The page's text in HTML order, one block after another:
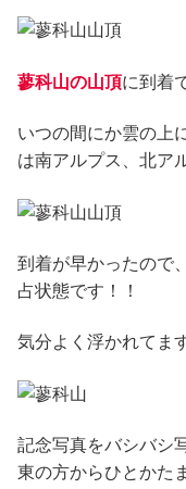
蓼科山の山頂に到着
いつの間にか雲の上
は南アルプス、北ア
到着が早かったので
占状態です！！
気分よく浮かれてま
記念写真をバシバシ
東の方からひとかた